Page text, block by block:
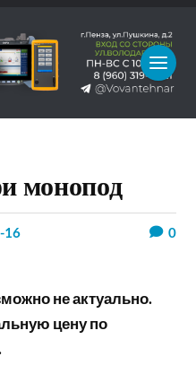
монопод
16 0
не актуально.
цену по